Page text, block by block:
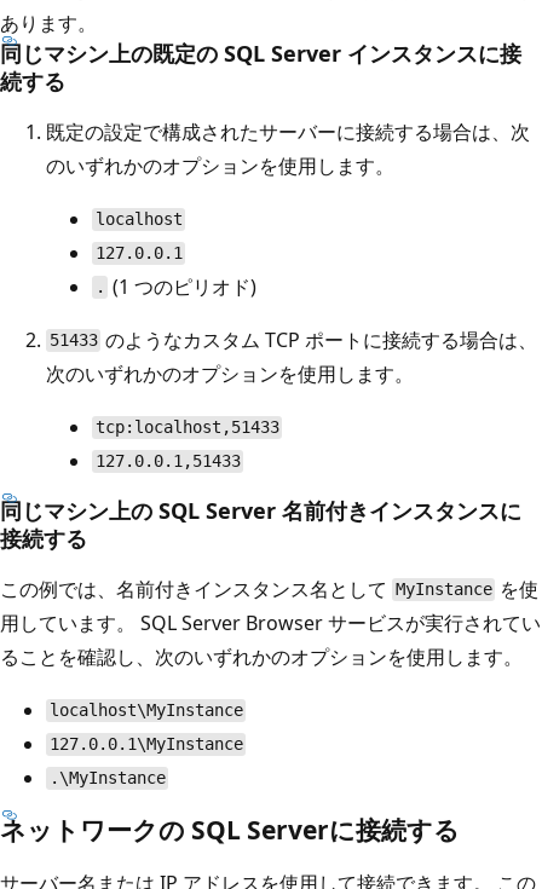
あります。
同じマシン上の既定の SQL Server インスタンスに接
続する
既定の設定で構成されたサーバーに接続する場合は、次
のいずれかのオプションを使用します。
localhost
127.0.0.1
. (1 つのピリオド)
51433 のようなカスタム TCP ポートに接続する場合は、
次のいずれかのオプションを使用します。
tcp:localhost,51433
127.0.0.1,51433
同じマシン上の SQL Server 名前付きインスタンスに
接続する
この例では、名前付きインスタンス名として MyInstance を使
用しています。 SQL Server Browser サービスが実行されてい
ることを確認し、次のいずれかのオプションを使用します。
localhost\MyInstance
127.0.0.1\MyInstance
.\MyInstance
ネットワークの SQL Serverに接続する
サーバー名または IP アドレスを使用して接続できます。 この